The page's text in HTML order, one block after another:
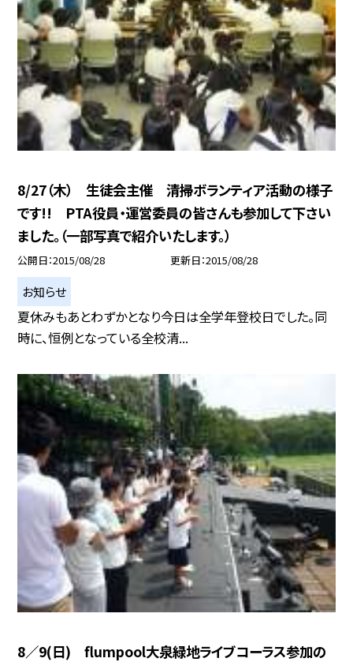
8/27（木） 生徒会主催 清掃ボランティア活動の様子
です!! PTA役員・運営委員の皆さんも参加して下さい
ました。（一部写真で紹介いたします。）
公開日 2015/08/28 更新日 2015/08/28
お知らせ
夏休みもあとわずかとなり今日は全学年登校日でした。同
時に、恒例となっている全校清...
8／9(日) flumpool大泉緑地ライブコーラス参加の